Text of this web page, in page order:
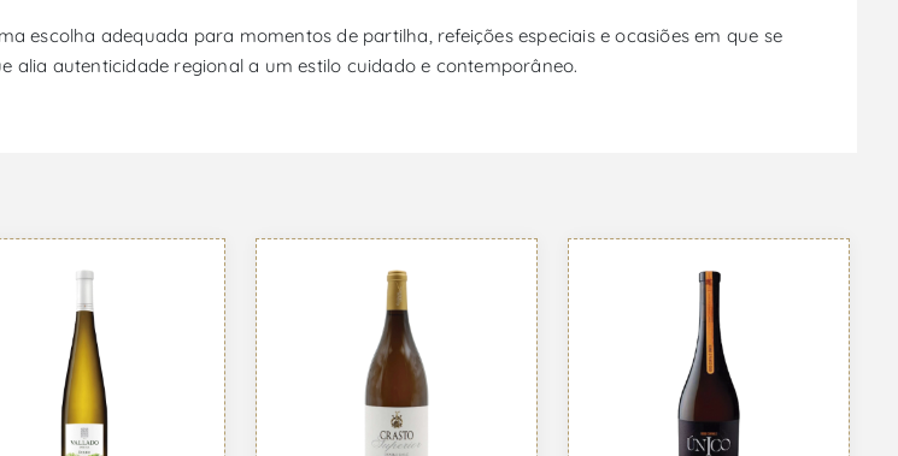
escolha adequada para momentos de partilha, refeições especiais e ocasiões em que se
alia autenticidade regional a um estilo cuidado e contemporâneo.